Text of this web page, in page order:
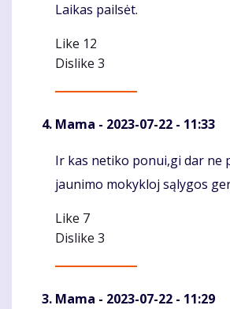
Laikas pailsėt.
Like 12
Dislike 3
Mama - 2023-07-22 - 11:33
Komentaras
Ir kas netiko ponui,gi dar ne
jaunimo mokykloj sąlygos
Like 7
Dislike 3
Mama - 2023-07-22 - 11:29